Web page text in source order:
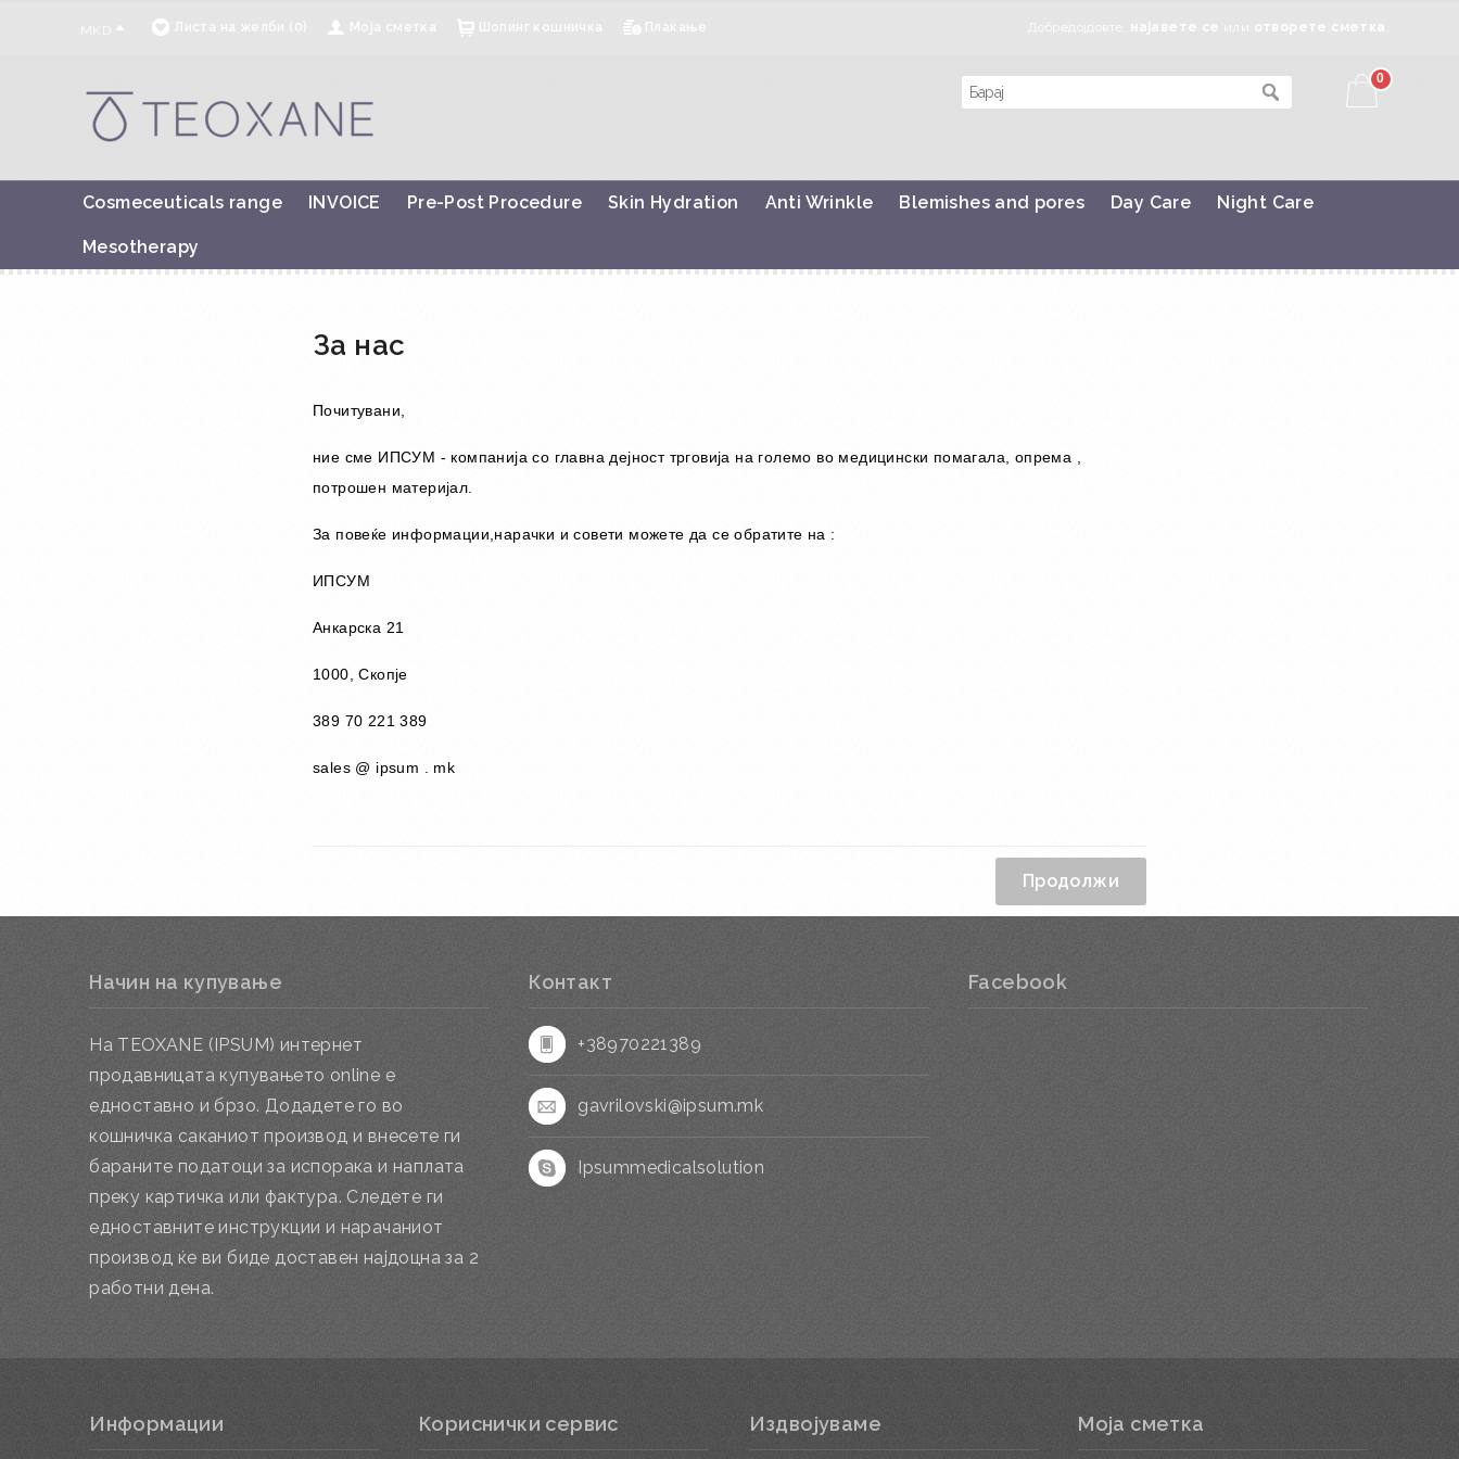
MKD Добредојдовте, најавете се или отворете сметка
Листа на желби (0) Моја сметка Шопинг кошничка Плаќање
0
Cosmeceuticals range INVOICE Pre-Post Procedure Skin Hydration Anti Wrinkle Blemishes and pores Day Care Night Care
Mesotherapy
За нас
Почитувани,
ние сме ИПСУМ - компанија со главна дејност трговија на големо во медицински помагала, опрема ,
потрошен материјал.
За повеќе информации,нарачки и совети можете да се обратите на :
ИПСУМ
Анкарска 21
1000, Скопје
389 70 221 389
sales @ ipsum . mk
Продолжи
Начин на купување
На TEOXANE (IPSUM) интернет
продавницата купувањето online е
едноставно и брзо. Додадете го во
кошничка саканиот производ и внесете ги
бараните податоци за испорака и наплата
преку картичка или фактура. Следете ги
едноставните инструкции и нарачаниот
производ ќе ви биде доставен најдоцна за 2
работни дена.
Контакт
+38970221389
gavrilovski@ipsum.mk
Ipsummedicalsolution
Facebook
Информации Кориснички сервис Издвојуваме Моја сметка